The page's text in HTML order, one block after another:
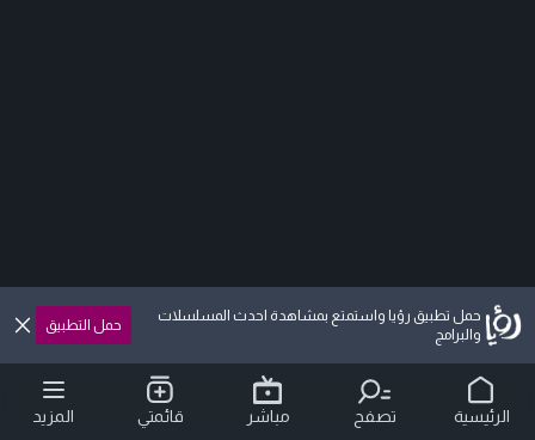
حمل تطبيق رؤيا واستمتع بمشاهدة احدث المسلسلات
والبرامج
حمل التطبيق
الرئيسية تصفح مباشر قائمتي المزيد